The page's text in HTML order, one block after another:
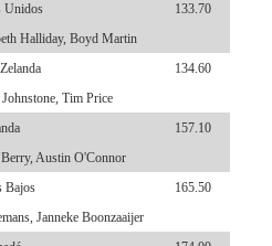
Unidos
Halliday, Boyd Martin
133.70
Tim Price
134.60
Austin O'Connor
157.10
Bajos
Janneke Boonzaaijer
165.50